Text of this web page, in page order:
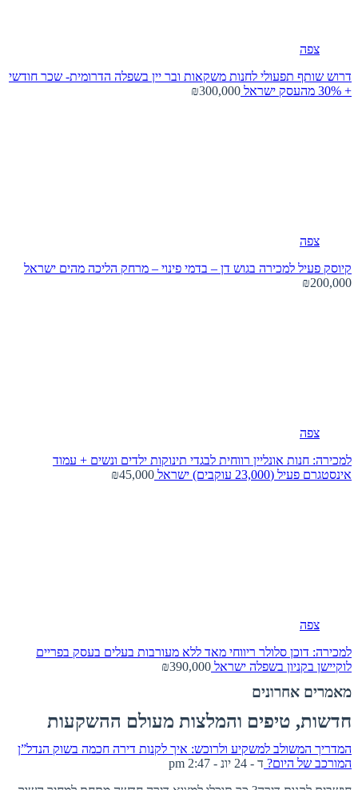
צפה
דרוש שותף תפעולי לחנות משקאות ובר יין בשפלה הדרומית- שכר חודשי
+ 30% מהעסק
ישראל ₪300,000
צפה
קיוסק פעיל למכירה בגוש דן – בדמי פינוי – מרחק הליכה מהים ישראל
₪200,000
צפה
למכירה: חנות אונליין רווחית לבגדי תינוקות ילדים ונשים + עמוד
אינסטגרם פעיל (23,000 עוקבים)
ישראל ₪45,000
צפה
למכירה: דוכן סלולר ריווחי מאד ללא מעורבות בעלים בעסק בפריים
לוקיישן בקניון בשפלה ישראל ₪390,000
מאמרים אחרונים
חדשות, טיפים והמלצות מעולם ההשקעות
המדריך המשולב למשקיע ולרוכש: איך לקנות דירה חכמה בשוק הנדל”ן
המורכב של היום? ד - 24 יונ - 2:47 pm